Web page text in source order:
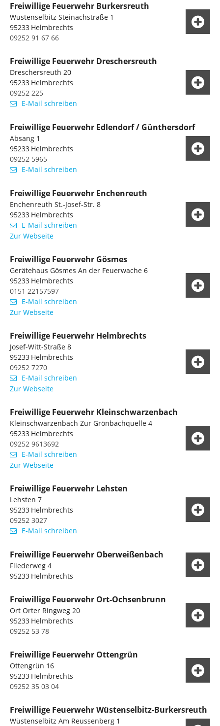
Freiwillige Feuerwehr Burkersreuth
Wüstenselbitz Steinachstraße 1
95233 Helmbrechts
09252 91 67 66
Freiwillige Feuerwehr Dreschersreuth
Dreschersreuth 20
95233 Helmbrechts
09252 225
E-Mail schreiben
Freiwillige Feuerwehr Edlendorf / Günthersdorf
Absang 1
95233 Helmbrechts
09252 5965
E-Mail schreiben
Freiwillige Feuerwehr Enchenreuth
Enchenreuth St.-Josef-Str. 8
95233 Helmbrechts
E-Mail schreiben
Zur Webseite
Freiwillige Feuerwehr Gösmes
Gerätehaus Gösmes An der Feuerwache 6
95233 Helmbrechts
0151 22157597
E-Mail schreiben
Zur Webseite
Freiwillige Feuerwehr Helmbrechts
Josef-Witt-Straße 8
95233 Helmbrechts
09252 7270
E-Mail schreiben
Zur Webseite
Freiwillige Feuerwehr Kleinschwarzenbach
Kleinschwarzenbach Zur Grönbachquelle 4
95233 Helmbrechts
09252 9613692
E-Mail schreiben
Zur Webseite
Freiwillige Feuerwehr Lehsten
Lehsten 7
95233 Helmbrechts
09252 3027
E-Mail schreiben
Freiwillige Feuerwehr Oberweißenbach
Fliederweg 4
95233 Helmbrechts
Freiwillige Feuerwehr Ort-Ochsenbrunn
Ort Orter Ringweg 20
95233 Helmbrechts
09252 53 78
Freiwillige Feuerwehr Ottengrün
Ottengrün 16
95233 Helmbrechts
09252 35 03 04
Freiwillige Feuerwehr Wüstenselbitz-Burkersreuth
Wüstenselbitz Am Reussenberg 1